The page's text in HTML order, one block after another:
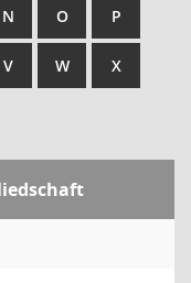
N O P
V W X